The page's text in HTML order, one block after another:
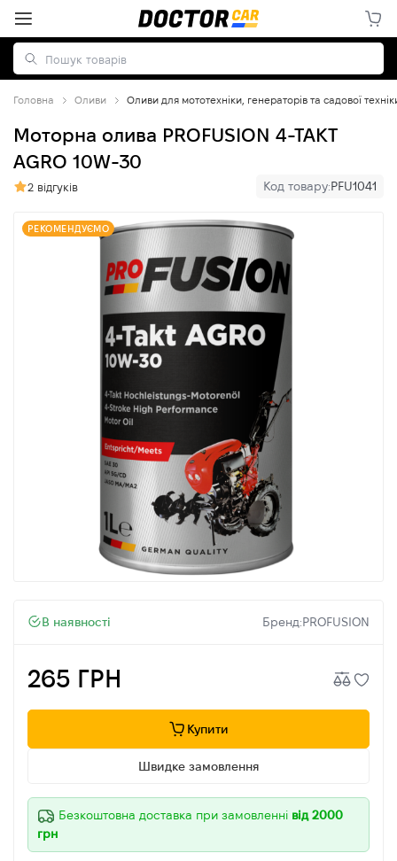
Головна Оливи Оливи для мототехніки, генераторів та садової
Моторна олива PROFUSION 4-TAKT
AGRO 10W-30
2 відгуків Код товару:PFU1041
РЕКОМЕНДУЄМО
В наявності Бренд:PROFUSION
265 ГРН
Купити
Швидке замовлення
Безкоштовна доставка при замовленні від 2000
грн